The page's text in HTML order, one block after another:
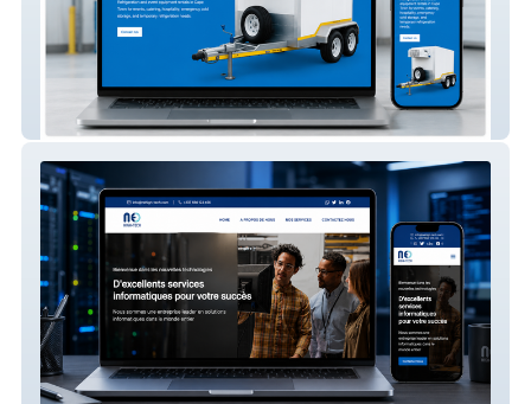
Cape Cold Rentals
NEO HIGH TECH